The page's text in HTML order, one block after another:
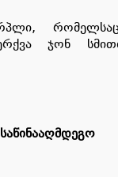
ჯონ